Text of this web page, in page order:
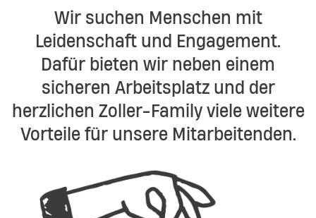
Wir suchen Menschen mit
Leidenschaft und Engagement.
Dafür bieten wir neben einem
sicheren Arbeitsplatz und der
herzlichen Zoller-Family viele weitere
Vorteile für unsere Mitarbeitenden.